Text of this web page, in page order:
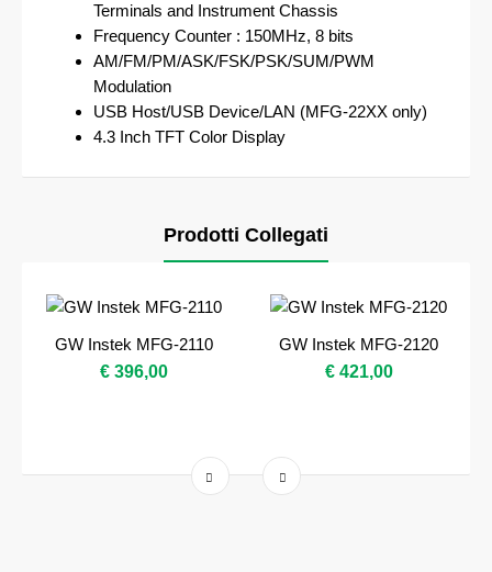
Terminals and Instrument Chassis
Frequency Counter : 150MHz, 8 bits
AM/FM/PM/ASK/FSK/PSK/SUM/PWM
Modulation
USB Host/USB Device/LAN (MFG-22XX only)
4.3 Inch TFT Color Display
Prodotti Collegati
GW Instek MFG-2110
€ 396,00
GW Instek MFG-2120
€ 421,00